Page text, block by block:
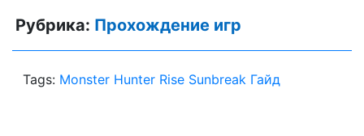
Рубрика: Прохождение игр
Tags: Monster Hunter Rise Sunbreak Гайд